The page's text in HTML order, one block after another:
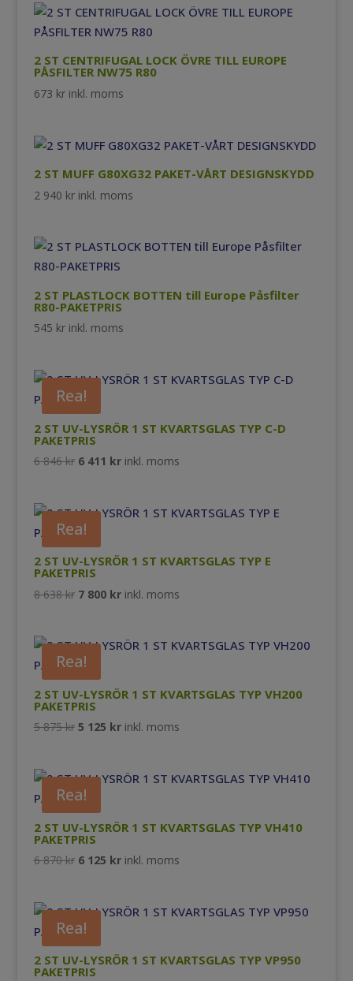
2 ST CENTRIFUGAL LOCK ÖVRE TILL EUROPE
PÅSFILTER NW75 R80
673 kr inkl. moms
2 ST MUFF G80XG32 PAKET-VÅRT DESIGNSKYDD
2 940 kr inkl. moms
2 ST PLASTLOCK BOTTEN till Europe Påsfilter
R80-PAKETPRIS
545 kr inkl. moms
Rea!
2 ST UV-LYSRÖR 1 ST KVARTSGLAS TYP C-D
PAKETPRIS
6 846kr Det
var:
6
846 kr.
6 411 krDet
är:
inkl. moms
Rea!
2 ST UV-LYSRÖR 1 ST KVARTSGLAS TYP E
PAKETPRIS
8 638kr Det
var:
8
638 kr.
7 800 krDet
är:
inkl. moms
Rea!
2 ST UV-LYSRÖR 1 ST KVARTSGLAS TYP VH200
PAKETPRIS
5 875kr Det
var:
5
875 kr.
5 125 krDet
är:
inkl. moms
Rea!
2 ST UV-LYSRÖR 1 ST KVARTSGLAS TYP VH410
PAKETPRIS
6 870kr Det
var:
6
870 kr.
6 125 krDet
är:
inkl. moms
Rea!
2 ST UV-LYSRÖR 1 ST KVARTSGLAS TYP VP950
PAKETPRIS